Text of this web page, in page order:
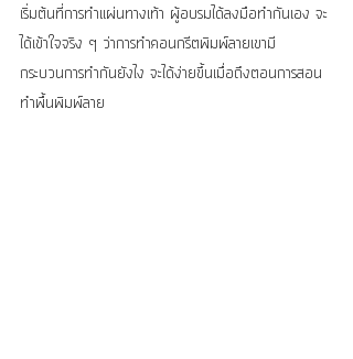
เริ่มต้นที่การทำแผ่นทางเท้า ผู้อบรมได้ลงมือทำกันเอง จะ
ได้เข้าใจจริง ๆ ว่าการทำคอนกรีตพิมพ์ลายเขามี
กระบวนการทำกันยังไง จะได้ง่ายขึ้นเมื่อถึงตอนการสอน
ทำพื้นพิมพ์ลาย